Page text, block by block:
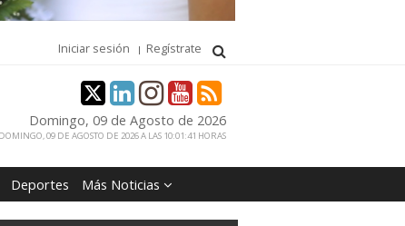
Iniciar sesión Regístrate
Domingo, 09 de Agosto de 2026
09 DE AGOSTO DE 2026 A LAS 10:01:41 HORAS
Deportes Más Noticias